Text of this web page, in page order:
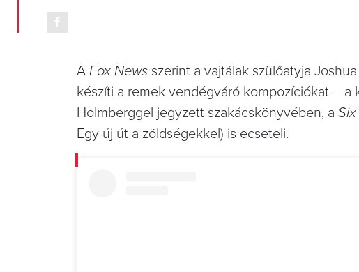
A Fox News szerint a vajtálak szülőatyja
készíti a remek vendégváró kompozíciókat – a
Holmberggel jegyzett szakácskönyvében, a
Egy új út a zöldségekkel) is ecseteli.